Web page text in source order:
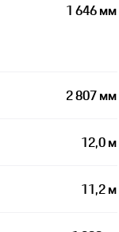
1 646 мм
2 807 мм
12,0 м
11,2 м